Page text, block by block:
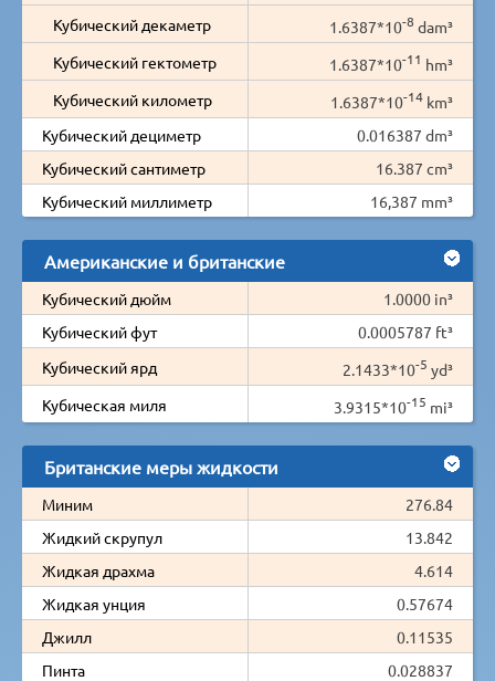
Кубический декаметр
1.6387*10-8 dam³
Кубический гектометр
1.6387*10-11 hm³
Кубический километр
1.6387*10-14 km³
Кубический дециметр
0.016387 dm³
Кубический сантиметр
16.387 cm³
Кубический миллиметр
16,387 mm³
Американские и британские
Кубический дюйм
1.0000 in³
Кубический фут
0.0005787 ft³
Кубический ярд
2.1433*10-5 yd³
Кубическая миля
3.9315*10-15 mi³
Британские меры жидкости
Миним
276.84
Жидкий скрупул
13.842
Жидкая драхма
4.614
Жидкая унция
0.57674
Джилл
0.11535
Пинта
0.028837